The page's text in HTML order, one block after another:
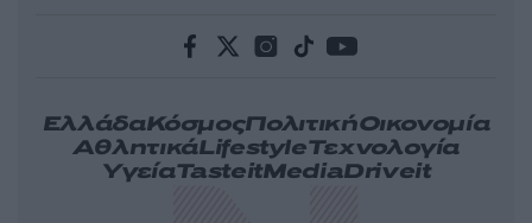
ΕλλάδαΚόσμοςΠολιτικήΟικονομία
ΑθλητικάLifestyleΤεχνολογία
ΥγείαTasteitMediaDriveit